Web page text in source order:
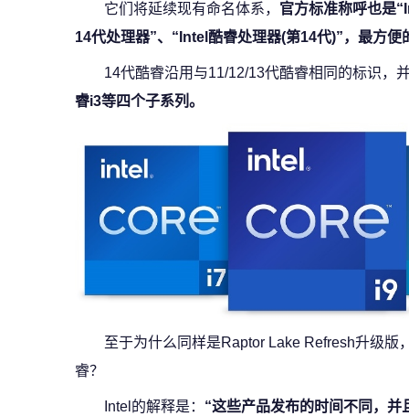
它们将延续现有命名体系， 官方标准称呼也是
14代处理器”、“Intel酷睿处理器(第14代)”，最方便
14代酷睿沿用与11/12/13代酷睿相同的标识，
睿i3等四个子系列。
至于为什么同样是Raptor Lake Refresh升级
睿？
Intel的解释是： “这些产品发布的时间不同，